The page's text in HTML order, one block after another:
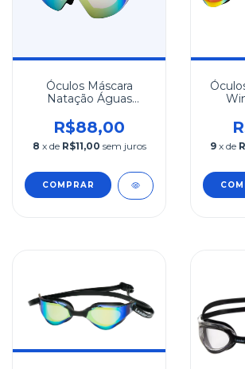
Óculos Máscara
Natação Águas
MR Preto
R$88,00
8 x de R$11,00 sem juros 9 x de